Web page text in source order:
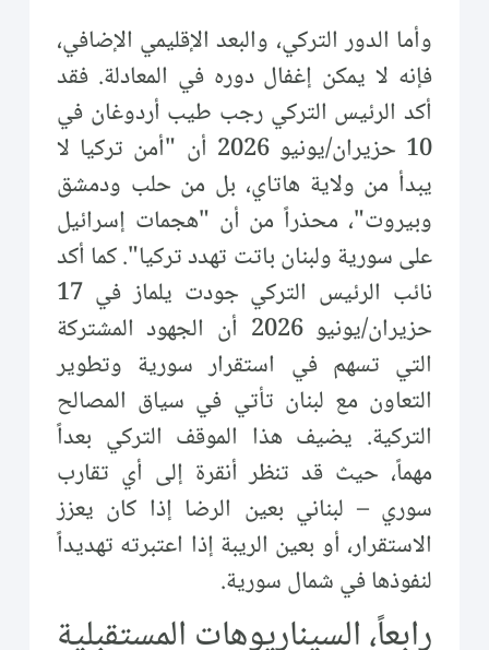
وأما الدور التركي، والبعد الإقليمي الإضافي،
فإنه لا يمكن إغفال دوره في المعادلة. فقد
أكد الرئيس التركي رجب طيب أردوغان في
10 حزيران/يونيو 2026 أن "أمن تركيا لا
يبدأ من ولاية هاتاي، بل من حلب ودمشق
وبيروت"، محذراً من أن "هجمات إسرائيل
على سورية ولبنان باتت تهدد تركيا". كما أكد
نائب الرئيس التركي جودت يلماز في 17
حزيران/يونيو 2026 أن الجهود المشتركة
التي تسهم في استقرار سورية وتطوير
التعاون مع لبنان تأتي في سياق المصالح
التركية. يضيف هذا الموقف التركي بعداً
مهماً، حيث قد تنظر أنقرة إلى أي تقارب
سوري – لبناني بعين الرضا إذا كان يعزز
الاستقرار، أو بعين الريبة إذا اعتبرته تهديداً
لنفوذها في شمال سورية.
رابعاً، السيناريوهات المستقبلية